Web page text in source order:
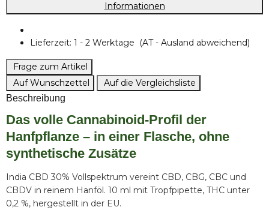
Informationen
Lieferzeit: 1 - 2 Werktage (AT - Ausland abweichend)
Frage zum Artikel
Auf Wunschzettel
Auf die Vergleichsliste
Beschreibung
Das volle Cannabinoid-Profil der
Hanfpflanze – in einer Flasche, ohne
synthetische Zusätze
India CBD 30% Vollspektrum vereint CBD, CBG, CBC und
CBDV in reinem Hanföl. 10 ml mit Tropfpipette, THC unter
0,2 %, hergestellt in der EU.